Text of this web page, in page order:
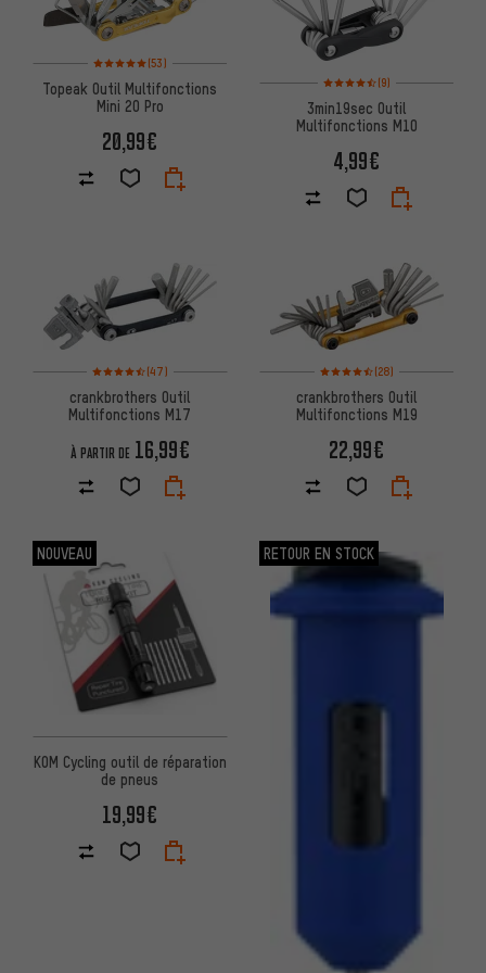
Note moyenne : 5 sur 5 d'après 53 avis
(53)
Topeak Outil Multifonctions
Mini 20 Pro
20,99€
Note moyenne : 4,5 sur 5
(9)
3min19sec Outil
Multifonctions M10
4,99€
Note moyenne : 4,5 sur 5 d'après 47 avis
(47)
crankbrothers Outil
Multifonctions M17
À PARTIR DE 16,99€
Note moyenne : 4,5 sur 5
(28)
crankbrothers Outil
Multifonctions M19
22,99€
NOUVEAU
KOM Cycling outil de réparation
de pneus
19,99€
RETOUR EN STOCK